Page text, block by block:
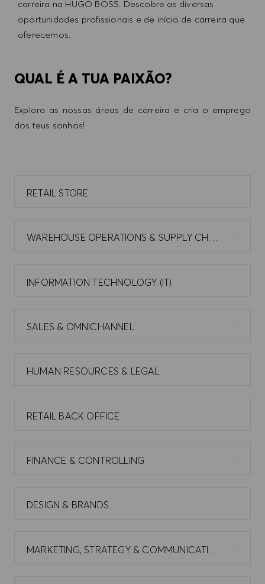
carreira na HUGO BOSS. Descobre as diversas
oportunidades profissionais e de início de carreira que
oferecemos.
QUAL É A TUA PAIXÃO?
Explora as nossas áreas de carreira e cria o emprego
dos teus sonhos!
RETAIL STORE
WAREHOUSE OPERATIONS & SUPPLY CHAIN
INFORMATION TECHNOLOGY (IT)
SALES & OMNICHANNEL
HUMAN RESOURCES & LEGAL
RETAIL BACK OFFICE
FINANCE & CONTROLLING
DESIGN & BRANDS